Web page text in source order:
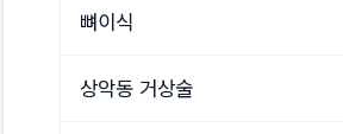
뼈이식
상악동 거상술